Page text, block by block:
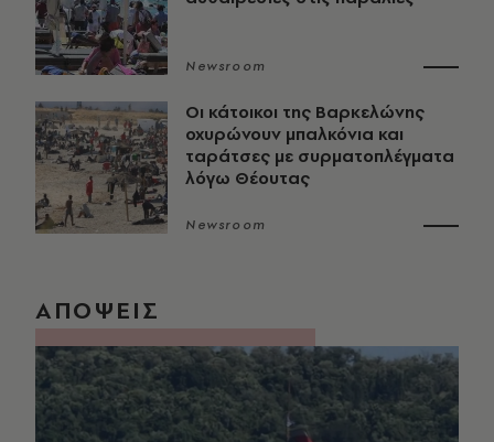
Newsroom
Οι κάτοικοι της Βαρκελώνης
οχυρώνουν μπαλκόνια και
ταράτσες με συρματοπλέγματα
λόγω Θέουτας
Newsroom
ΑΠΟΨΕΙΣ